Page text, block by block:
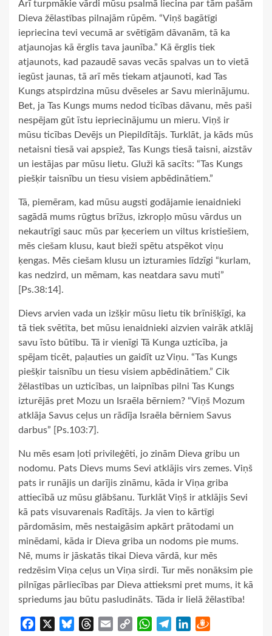
Arī turpmākie vārdi mūsu psalmā liecina par tām pašām
Dieva žēlastības pilnajām rūpēm. “Viņš bagātīgi
iepriecina tevi vecumā ar svētīgām dāvanām, tā ka
atjaunojas kā ērglis tava jaunība.” Kā ērglis tiek
atjaunots, kad pazaudē savas vecās spalvas un to vietā
iegūst jaunas, tā arī mēs tiekam atjaunoti, kad Tas
Kungs atspirdzina mūsu dvēseles ar Savu mierinājumu.
Bet, ja Tas Kungs mums nedod ticības dāvanu, mēs paši
nespējam gūt īstu iepriecinājumu un mieru. Viņš ir
mūsu ticības Devējs un Piepildītājs. Turklāt, ja kāds mūs
netaisni tiesā vai apspiež, Tas Kungs tiesā taisni, aizstāv
un iestājas par mūsu lietu. Gluži kā sacīts: “Tas Kungs
piešķir taisnību un tiesu visiem apbēdinātiem.”
Tā, piemēram, kad mūsu augsti godājamie ienaidnieki
sagādā mums rūgtus brīžus, izkropļo mūsu vārdus un
nekautrīgi sauc mūs par ķeceriem un viltus kristiešiem,
mēs ciešam klusu, kaut bieži spētu atspēkot viņu
ķengas. Mēs ciešam klusu un izturamies līdzīgi “kurlam,
kas nedzird, un mēmam, kas neatdara savu muti”
[Ps.38:14].
Dievs arvien vada un izšķir mūsu lietu tik brīnišķīgi, ka
tā tiek svētīta, bet mūsu ienaidnieki aizvien vairāk atklāj
savu īsto būtību. Tā ir vienīgi Tā Kunga uzticība, ja
spējam ticēt, paļauties un gaidīt uz Viņu. “Tas Kungs
piešķir taisnību un tiesu visiem apbēdinātiem.” Cik
žēlastības un uzticības, un laipnības pilni Tas Kungs
izturējās pret Mozu un Israēla bērniem? “Viņš Mozum
atklāja Savus ceļus un rādīja Israēla bērniem Savus
darbus” [Ps.103:7].
Nu mēs esam ļoti privileģēti, jo zinām Dieva gribu un
nodomu. Pats Dievs mums Sevi atklājis virs zemes. Viņš
pats ir runājis un darījis zināmu, kāda ir Viņa griba
attiecībā uz mūsu glābšanu. Turklāt Viņš ir atklājis Sevi
kā pats visuvarenais Radītājs. Ja vien to kārtīgi
pārdomāsim, mēs nestaigāsim apkārt prātodami un
minēdami, kāda ir Dieva griba un nodoms pie mums.
Nē, mums ir jāskatās tikai Dieva vārdā, kur mēs
redzēsim Viņa ceļus un Viņa sirdi. Tur mēs nonāksim pie
pilnīgas pārliecības par Dieva attieksmi pret mums, it kā
spriedums jau būtu pasludināts. Tāda ir lielā žēlastība!
Facebook BlueskyThreads
Email
Copy
WhatsApp
TelegramLinkedIn